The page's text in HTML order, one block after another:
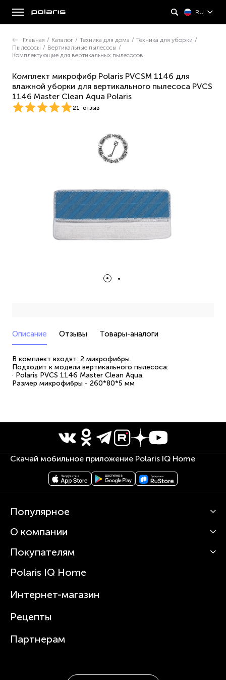
RU
Главная / Каталог / Техника для дома / Техника для уборки /
Пылесосы / Вертикальные пылесосы /
Комплектующие для вертикальных пылесосов
Комплект микрофибр Polaris PVCSM 1146 для
влажной уборки для вертикального пылесоса PVCS
1146 Master Clean Aqua Polaris
21 отзыв
Описание Отзывы Товары-аналоги
В комплект входят: 2 микрофибры.
Подходит к модели вертикального пылесоса:
· Polaris PVCS 1146 Master Clean Aqua.
Размер микрофибры - 260*80*5 мм
Скачай мобильное приложение Polaris IQ Home
Популярное
Кофемашины
Вертикальные пылесосы
Зубные щетки и ирригаторы
Увлажнители
Посуда
О компании
О Polaris
Статьи
Покупателям
Сервисные центры
Где купить
Polaris IQ Home
Интернет-магазин
Рецепты
Партнерам